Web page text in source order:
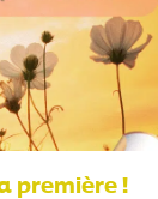
première !